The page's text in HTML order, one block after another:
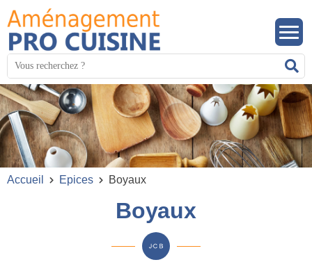
Mots
clés
:
Accueil Epices Boyaux
Boyaux
Panneau de gestion des cookies